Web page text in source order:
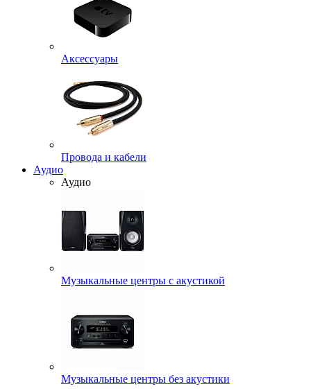
Аксессуары
Провода и кабели
Аудио
Аудио
Музыкальные центры с акустикой
Музыкальные центры без акустики